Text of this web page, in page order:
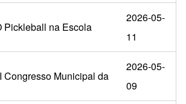
Pickleball na Escola
2026-05-
11
Congresso Municipal da
2026-05-
09